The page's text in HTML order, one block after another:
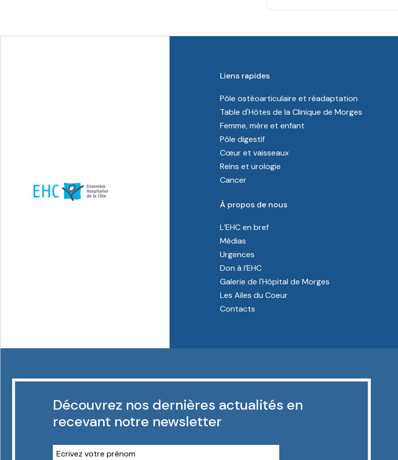
Liens rapides
Pôle ostéoarticulaire et réadaptation
Table d'Hôtes de la Clinique de Morges
Femme, mère et enfant
Pôle digestif
Cœur et vaisseaux
Reins et urologie
Cancer
À propos de nous
L’EHC en bref
Médias
Urgences
Don à l’EHC
Galerie de l'Hôpital de Morges
Les Ailes du Coeur
Contacts
Découvrez nos dernières actualités en
recevant notre newsletter